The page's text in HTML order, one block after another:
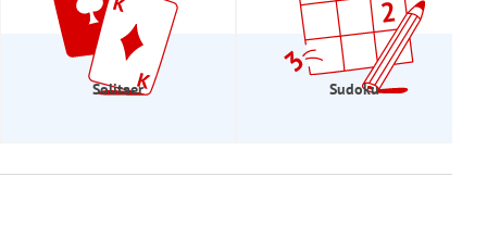
Solitaer Sudoku